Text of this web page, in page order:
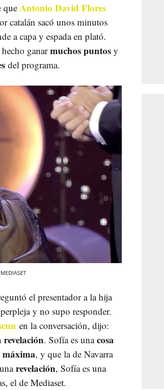
que Antonio David Flores
catalán sacó unos minutos
a capa y espada en plató.
ganarmuchos puntos y
del programa.
el presentador a la hija
y no supo responder.
en la conversación, dijo:
. Sofía es unacosa
, y que la de Navarra
revelación, Sofía es una
el de Mediaset.